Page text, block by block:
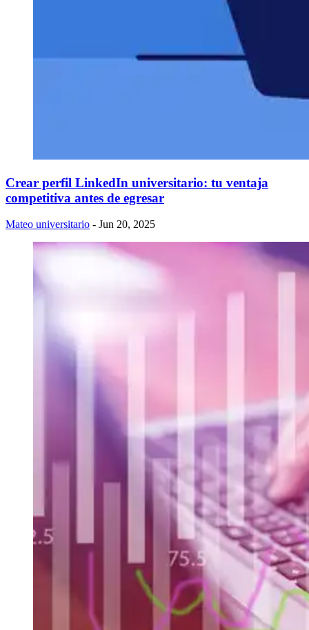
Crear perfil LinkedIn universitario: tu ventaja
competitiva antes de egresar
Mateo universitario - Jun 20, 2025